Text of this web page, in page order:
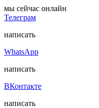
мы сейчас онлайн
Телеграм
написать
WhatsApp
написать
ВКонтакте
написать